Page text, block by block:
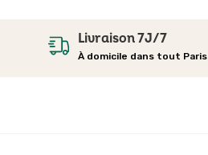
Livraison 7J/7
À domicile dans tout Paris